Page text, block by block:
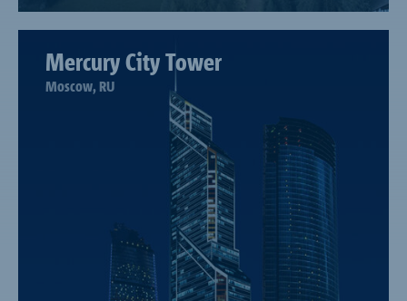
Mercury City Tower
Moscow, RU